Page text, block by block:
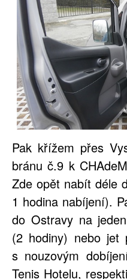
Pak křížem přes
bránu č.9 k
Zde opět nabít déle
1 hodina nabíjení).
do Ostravy na
(2 hodiny) nebo jet
s nouzovým
Tenis Hotelu,